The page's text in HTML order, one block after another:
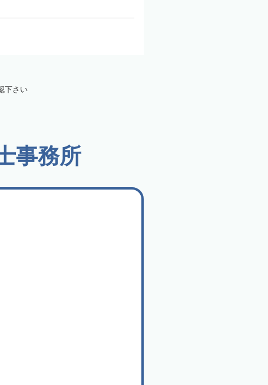
下さい
事務所